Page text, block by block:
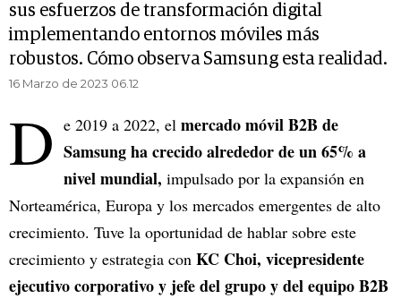
sus esfuerzos de transformación digital
implementando entornos móviles más
robustos. Cómo observa Samsung esta realidad.
16 Marzo de 2023 06.12
D e 2019 a 2022, el mercado móvil B2B de
Samsung ha crecido alrededor de un 65% a
nivel mundial, impulsado por la expansión en
Norteamérica, Europa y los mercados emergentes de alto
crecimiento. Tuve la oportunidad de hablar sobre este
crecimiento y estrategia con KC Choi, vicepresidente
ejecutivo corporativo y jefe del grupo y del equipo B2B